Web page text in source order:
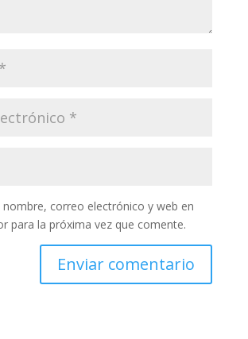
nombre, correo electrónico y web en
para la próxima vez que comente.